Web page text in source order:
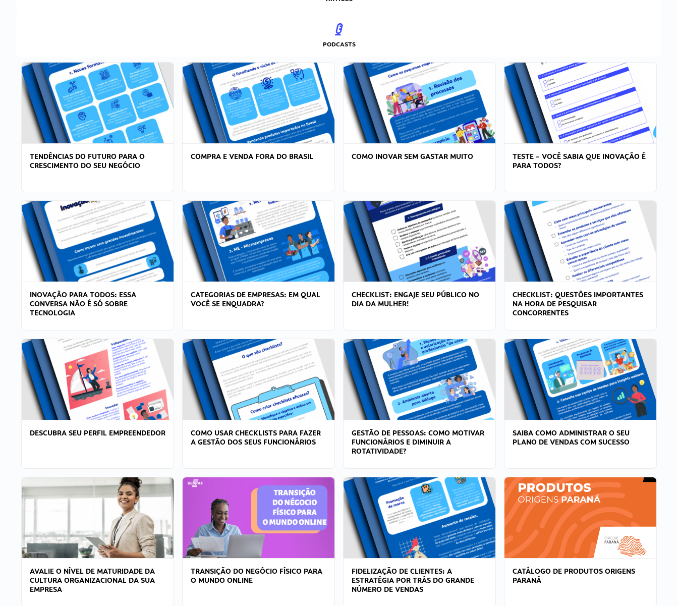
PODCASTS
TENDÊNCIAS DO FUTURO PARA O
CRESCIMENTO DO SEU NEGÓCIO
COMPRA E VENDA FORA DO BRASIL COMO INOVAR SEM GASTAR MUITO
TESTE – VOCÊ SABIA QUE INOVAÇÃO É
PARA TODOS?
INOVAÇÃO PARA TODOS: ESSA
CONVERSA NÃO É SÓ SOBRE
TECNOLOGIA
CATEGORIAS DE EMPRESAS: EM QUAL
VOCÊ SE ENQUADRA?
CHECKLIST: ENGAJE SEU PÚBLICO NO
DIA DA MULHER!
CHECKLIST: QUESTÕES IMPORTANTES
NA HORA DE PESQUISAR
CONCORRENTES
DESCUBRA SEU PERFIL EMPREENDEDOR
COMO USAR CHECKLISTS PARA FAZER
A GESTÃO DOS SEUS FUNCIONÁRIOS
GESTÃO DE PESSOAS: COMO MOTIVAR
FUNCIONÁRIOS E DIMINUIR A
ROTATIVIDADE?
SAIBA COMO ADMINISTRAR O SEU
PLANO DE VENDAS COM SUCESSO
AVALIE O NÍVEL DE MATURIDADE DA
CULTURA ORGANIZACIONAL DA SUA
EMPRESA
TRANSIÇÃO DO NEGÓCIO FÍSICO PARA
O MUNDO ONLINE
FIDELIZAÇÃO DE CLIENTES: A
ESTRATÉGIA POR TRÁS DO GRANDE
NÚMERO DE VENDAS
CATÁLOGO DE PRODUTOS ORIGENS
PARANÁ